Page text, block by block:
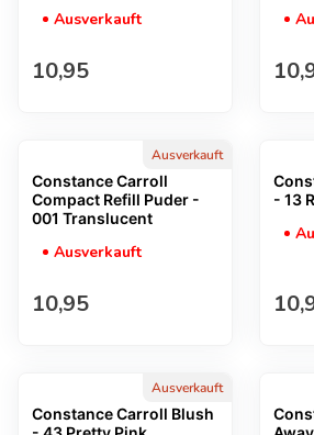
Ausverkauft
Regulärer Preis
10,95
Ausverkauft
Constance Carroll
Compact Refill Puder -
001 Translucent
Ausverkauft
Regulärer Preis
10,95
- 13
Ausverkauft
Constance Carroll Blush